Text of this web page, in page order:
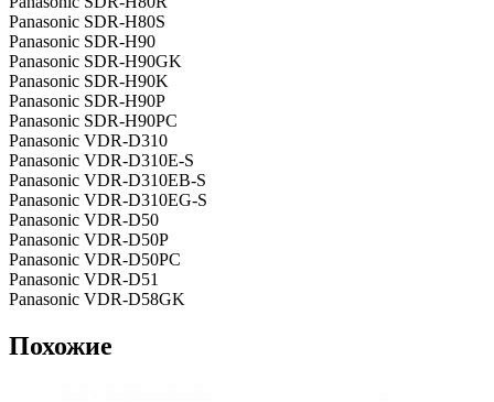
Panasonic SDR-H80S
Panasonic SDR-H90
Panasonic SDR-H90GK
Panasonic SDR-H90K
Panasonic SDR-H90P
Panasonic SDR-H90PC
Panasonic VDR-D310
Panasonic VDR-D310E-S
Panasonic VDR-D310EB-S
Panasonic VDR-D310EG-S
Panasonic VDR-D50
Panasonic VDR-D50P
Panasonic VDR-D50PC
Panasonic VDR-D51
Panasonic VDR-D58GK
Похожие